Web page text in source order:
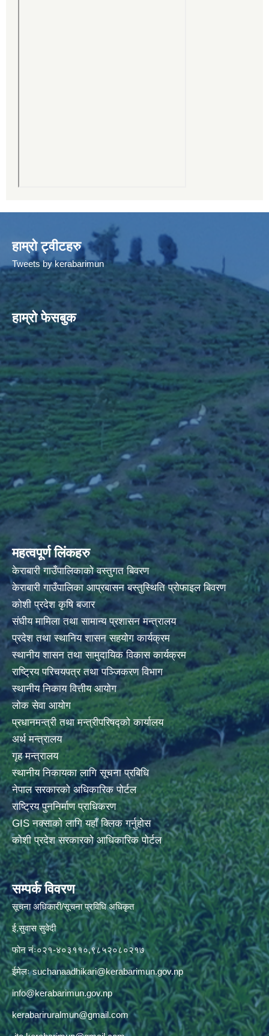
हाम्रो ट्वीटहरु
Tweets by kerabarimun
हाम्रो फेसबुक
महत्वपूर्ण लिंकहरु
केराबारी गाउँपालिकाको वस्तुगत बिवरण
केराबारी गाउँपालिका आप्रबासन बस्तुस्थिति प्रोफाइल बिवरण
कोशी प्रदेश कृषि बजार
संघीय मामिला तथा सामान्य प्रशासन मन्त्रालय
प्रदेश तथा स्थानिय शासन सहयोग कार्यक्रम
स्थानीय शासन तथा सामुदायिक विकास कार्यक्रम
राष्ट्रिय परिचयपत्र तथा पञ्जिकरण विभाग
स्थानीय निकाय वित्तीय आयोग
लोक सेवा आयोग
प्रधानमन्त्री तथा मन्त्रीपरिषद्को कार्यालय
अर्थ मन्त्रालय
गृह मन्त्रालय
स्थानीय निकायका लागि सूचना प्रबिधि
नेपाल सरकारको अधिकारिक पोर्टल
राष्ट्रिय पुननिर्माण प्राधिकरण
GIS नक्साको लागि यहाँ क्लिक गर्नुहोस
कोशी प्रदेश सरकारको आधिकारिक पोर्टल
सम्पर्क विवरण
सूचना अधिकारी/सूचना प्रविधि अधिकृत
ई.सुवास सुवेदी
फोन नंः०२१-४०३११०,९८५२०८०२१७
ईमेलःsuchanaadhikari@kerabarimun.gov.np
info@kerabarimun.gov.np
kerabariruralmun@gmail.com